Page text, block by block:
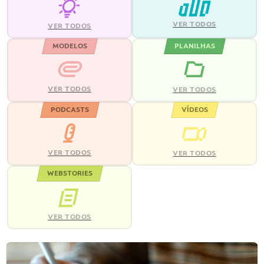
VER TODOS VER TODOS
MODELOS
VER TODOS
PLANILHAS
VER TODOS
PODCASTS
VER TODOS
VÍDEOS
VER TODOS
WEBSTORIES
VER TODOS